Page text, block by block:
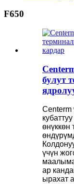
F650
булут
Centerm
өнүккөн
үчүн
ар
ырахат